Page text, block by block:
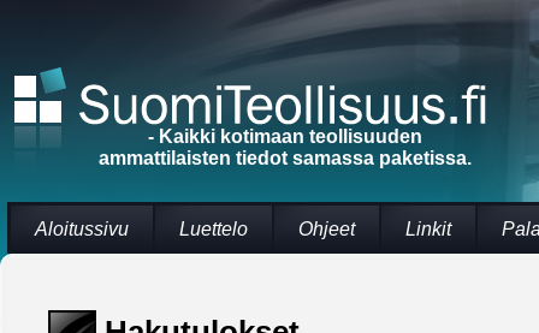
- Kaikki kotimaan teollisuuden
ammattilaisten tiedot samassa paketissa.
Aloitussivu Luettelo Ohjeet Linkit